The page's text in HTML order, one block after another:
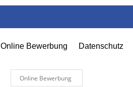
Online Bewerbung Datenschutz
Online Bewerbung